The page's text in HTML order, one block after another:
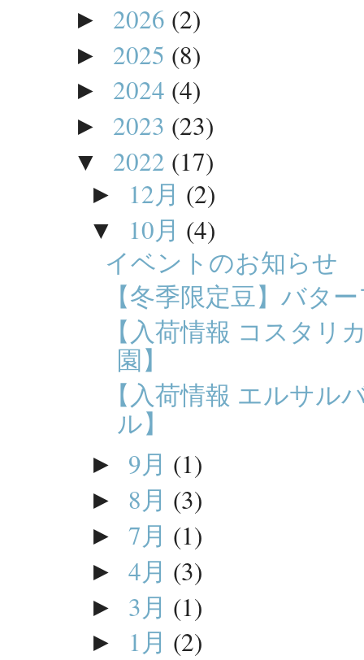
► 2026 (2)
► 2025 (8)
► 2024 (4)
► 2023 (23)
▼ 2022 (17)
► 12月 (2)
▼ 10月 (4)
イベントのお知らせ
【冬季限定豆】バタ
【入荷情報 コスタ
園】
【入荷情報 エルサル
ル】
► 9月 (1)
► 8月 (3)
► 7月 (1)
► 4月 (3)
► 3月 (1)
► 1月 (2)